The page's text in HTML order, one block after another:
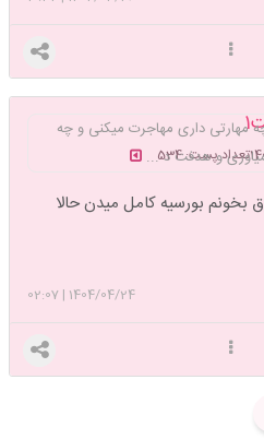
تعداد پست: 534
مهارتی داری مهاجرت میکنی و چه
و هدفت د ...
بخونم بورسیه کامل میدن حالا
1404/04/24
|
02:07